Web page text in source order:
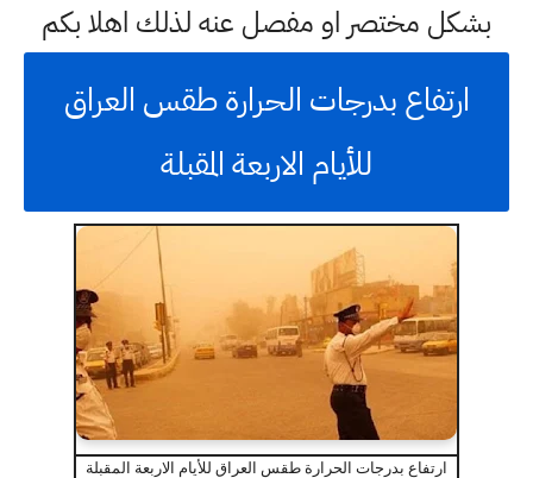
بشكل مختصر او مفصل عنه لذلك اهلا بكم
ارتفاع بدرجات الحرارة طقس العراق
للأيام الاربعة المقبلة
ارتفاع بدرجات الحرارة طقس العراق للأيام الاربعة المقبلة